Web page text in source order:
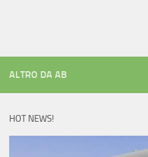
ALTRO DA AB
HOT NEWS!